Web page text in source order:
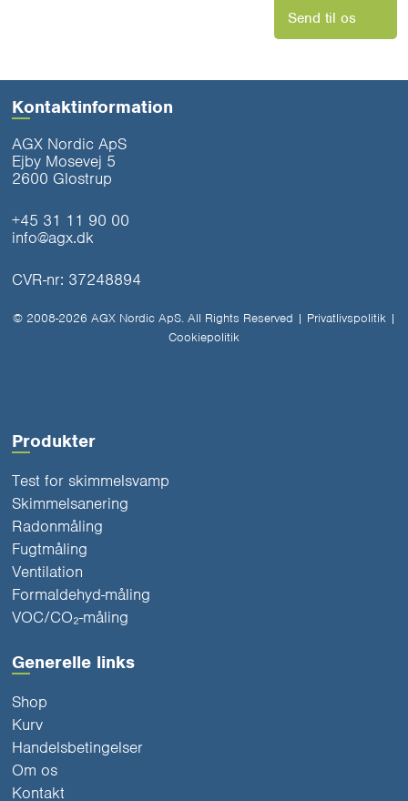
Send til os
Kontaktinformation
AGX Nordic ApS
Ejby Mosevej 5
2600 Glostrup
+45 31 11 90 00
info@agx.dk
CVR-nr: 37248894
© 2008-2026 AGX Nordic ApS. All Rights Reserved | Privatlivspolitik|
Cookiepolitik
Produkter
Test for skimmelsvamp
Skimmelsanering
Radonmåling
Fugtmåling
Ventilation
Formaldehyd-måling
VOC/CO₂-måling
Generelle links
Shop
Kurv
Handelsbetingelser
Om os
Kontakt